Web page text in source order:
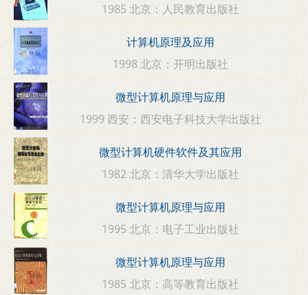
1985 北京：人民教育出版社
计算机原理及应用
1998 北京：开明出版社
微型计算机原理与应用
1999 西安：西安电子科技大学出版社
微型计算机硬件软件及其应用
1982 北京：清华大学出版社
微型计算机原理与应用
1995 北京：电子工业出版社
微型计算机原理与应用
1985 北京：高等教育出版社